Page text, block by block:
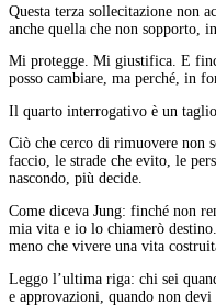
Questa terza sollecitazione non
anche quella che non sopporto,
Mi protegge. Mi giustifica. E
posso cambiare, ma perché, in
Il quarto interrogativo è un
Ciò che cerco di rimuovere non
faccio, le strade che evito, le
nascondo, più decide.
Come diceva Jung: finché non
mia vita e io lo chiamerò
meno che vivere una vita
Leggo l’ultima riga: chi sei
e approvazioni, quando non